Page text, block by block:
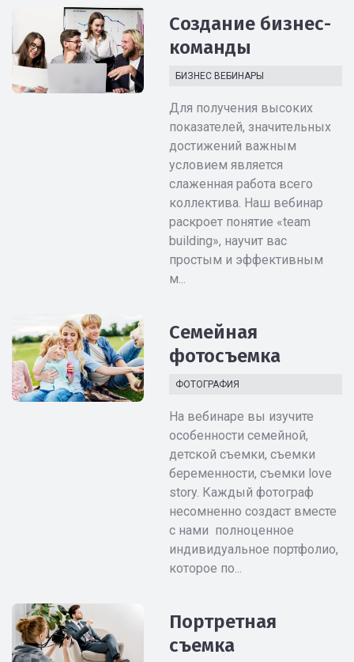
Создание бизнес-
команды
БИЗНЕС ВЕБИНАРЫ
Для получения высоких
показателей, значительных
достижений важным
условием является
слаженная работа всего
коллектива. Наш вебинар
раскроет понятие «team
building», научит вас
простым и эффективным
м...
Семейная
фотосъемка
ФОТОГРАФИЯ
На вебинаре вы изучите
особенности семейной,
детской съемки, съемки
беременности, съемки love
story. Каждый фотограф
несомненно создаст вместе
с нами полноценное
индивидуальное портфолио,
которое по...
Портретная
съемка